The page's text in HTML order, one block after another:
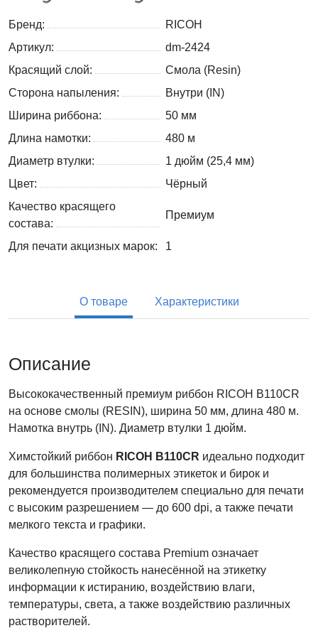
Бренд:
RICOH
Артикул:
dm-2424
Красящий слой:
Смола (Resin)
Сторона напыления:
Внутри (IN)
Ширина риббона:
50 мм
Длина намотки:
480 м
Диаметр втулки:
1 дюйм (25,4 мм)
Цвет:
Чёрный
Качество красящего
состава:
Премиум
Для печати акцизных марок: 1
О товаре Характеристики
Описание
Высококачественный премиум риббон RICOH B110CR
на основе смолы (RESIN), ширина 50 мм, длина 480 м.
Намотка внутрь (IN). Диаметр втулки 1 дюйм.
Химстойкий риббон RICOH B110CR идеально подходит
для большинства полимерных этикеток и бирок и
рекомендуется производителем специально для печати
с высоким разрешением — до 600 dpi, а также печати
мелкого текста и графики.
Качество красящего состава Premium означает
великолепную стойкость нанесённой на этикетку
информации к истиранию, воздействию влаги,
температуры, света, а также воздействию различных
растворителей.